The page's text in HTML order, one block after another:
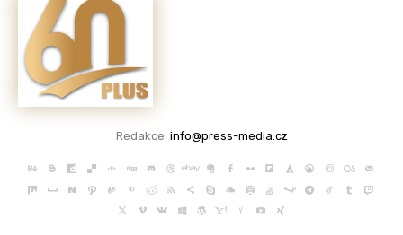
Redakce: info@press-media.cz